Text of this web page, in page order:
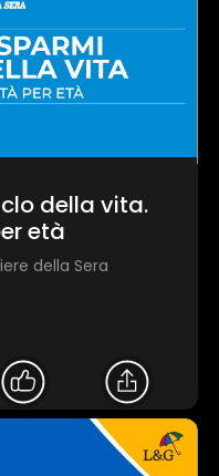
della vita.
età
della Sera